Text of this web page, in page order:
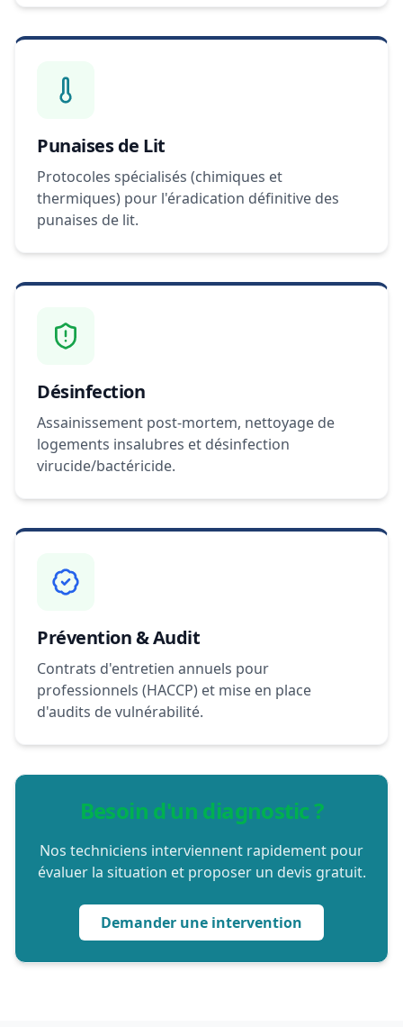
Punaises de Lit
Protocoles spécialisés (chimiques et
thermiques) pour l'éradication définitive des
punaises de lit.
Désinfection
Assainissement post-mortem, nettoyage de
logements insalubres et désinfection
virucide/bactéricide.
Prévention & Audit
Contrats d'entretien annuels pour
professionnels (HACCP) et mise en place
d'audits de vulnérabilité.
Besoin d'un diagnostic ?
Nos techniciens interviennent rapidement pour
évaluer la situation et proposer un devis gratuit.
Demander une intervention